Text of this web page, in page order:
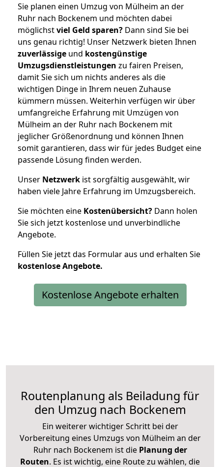
Sie planen einen Umzug von Mülheim an der
Ruhr nach Bockenem und möchten dabei
möglichstviel Geld sparen? Dann sind Sie bei
uns genau richtig! Unser Netzwerk bieten Ihnen
zuverlässige und kostengünstige
Umzugsdienstleistungen zu fairen Preisen,
damit Sie sich um nichts anderes als die
wichtigen Dinge in Ihrem neuen Zuhause
kümmern müssen. Weiterhin verfügen wir über
umfangreiche Erfahrung mit Umzügen von
Mülheim an der Ruhr nach Bockenem mit
jeglicher Größenordnung und können Ihnen
somit garantieren, dass wir für jedes Budget eine
passende Lösung finden werden.
Unser Netzwerk ist sorgfältig ausgewählt, wir
haben viele Jahre Erfahrung im Umzugsbereich.
Sie möchten eine Kostenübersicht? Dann holen
Sie sich jetzt kostenlose und unverbindliche
Angebote.
Füllen Sie jetzt das Formular aus und erhalten Sie
kostenloseAngebote.
Kostenlose Angebote erhalten
Routenplanung als Beiladung für
den Umzug nach Bockenem
Ein weiterer wichtiger Schritt bei der
Vorbereitung eines Umzugs von Mülheim an der
Ruhr nach Bockenem ist diePlanung der
Routen. Es ist wichtig, eine Route zu wählen, die